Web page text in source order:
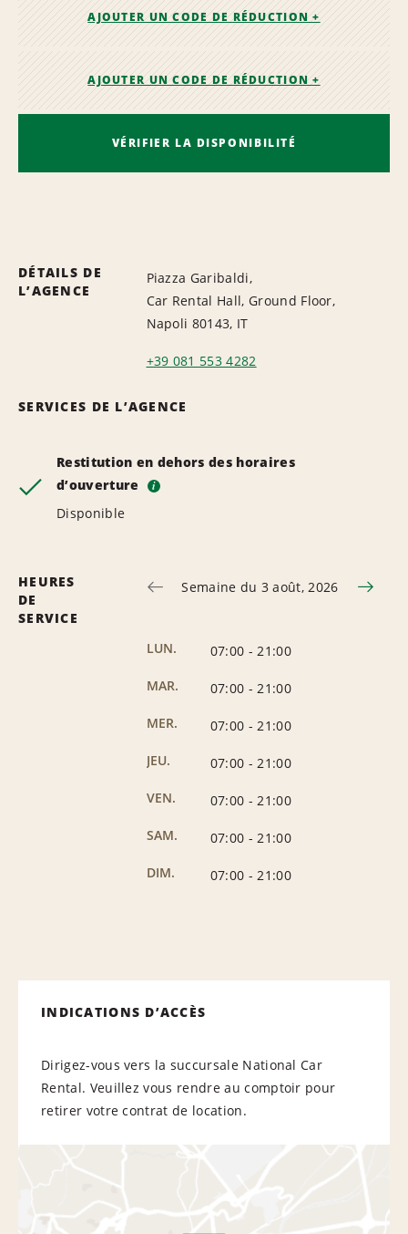
AJOUTER UN CODE DE RÉDUCTION +
AJOUTER UN CODE DE RÉDUCTION +
VÉRIFIER LA DISPONIBILITÉ
DÉTAILS DE
L’AGENCE
Piazza Garibaldi,
Car Rental Hall, Ground Floor,
Napoli 80143, IT
+39 081 553 4282
SERVICES DE L’AGENCE
Restitution en dehors des horaires
d’ouverture
i
Disponible
HEURES
DE
SERVICE
Semaine du 3 août, 2026
LUN. 07:00 - 21:00
MAR.
07:00 - 21:00
MER.
07:00 - 21:00
JEU.
07:00 - 21:00
VEN.
07:00 - 21:00
SAM.
07:00 - 21:00
DIM.
07:00 - 21:00
INDICATIONS D’ACCÈS
Dirigez-vous vers la succursale National Car
Rental. Veuillez vous rendre au comptoir pour
retirer votre contrat de location.